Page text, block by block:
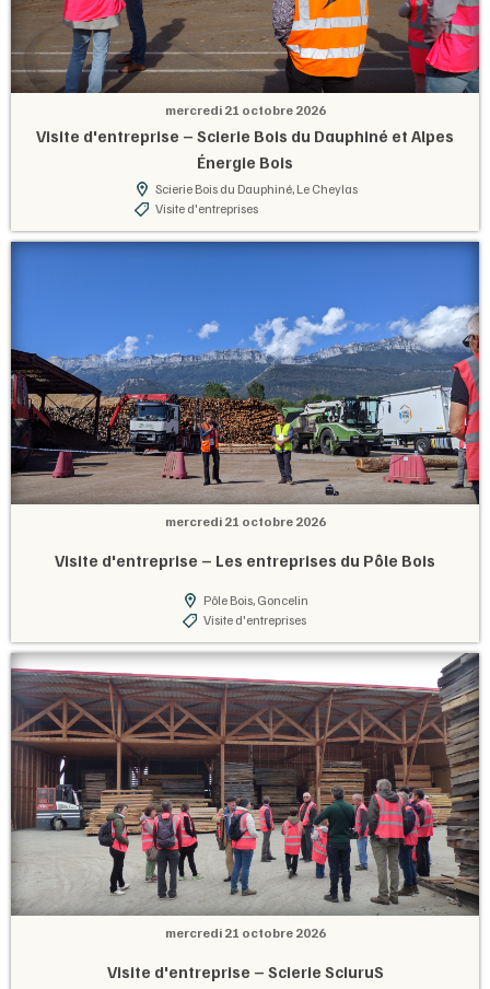
mercredi 21 octobre 2026
Visite d'entreprise – Scierie Bois du Dauphiné et Alpes
Énergie Bois
Scierie Bois du Dauphiné, Le Cheylas
Visite d'entreprises
mercredi 21 octobre 2026
Visite d'entreprise – Les entreprises du Pôle Bois
Pôle Bois, Goncelin
Visite d'entreprises
mercredi 21 octobre 2026
Visite d'entreprise – Scierie SciuruS